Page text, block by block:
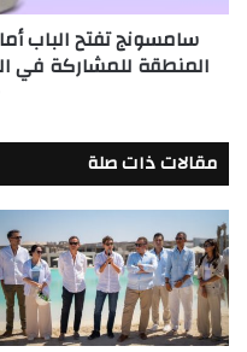
المنطقة
للمشاركة
برنامج
Galaxy
Circle
سامسونج تفتح الباب
مقالات ذات صلة